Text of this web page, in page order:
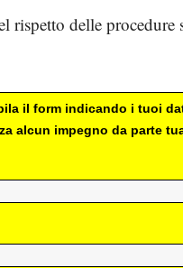
rispetto delle procedure
il form indicando i tuoi
alcun impegno da parte